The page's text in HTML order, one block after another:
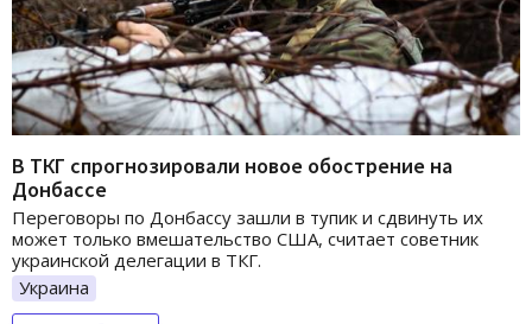
В ТКГ спрогнозировали новое обострение на
Донбассе
Переговоры по Донбассу зашли в тупик и сдвинуть их
может только вмешательство США, считает советник
украинской делегации в ТКГ.
Украина